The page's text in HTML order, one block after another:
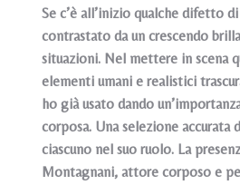
Se c’è all’inizio qualche difetto
contrastato da un crescendo
situazioni. Nel mettere in scena
elementi umani e realistici
ho già usato dando
corposa. Una selezione
ciascuno nel suo ruolo. La
Montagnani, attore corposo e